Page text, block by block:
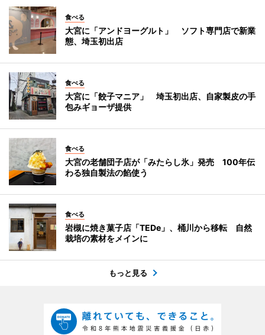
食べる
大宮に「アンドヨーグルト」 ソフト専門店で新業
態、埼玉初出店
食べる
大宮に「餃子マニア」 埼玉初出店、自家製皮の手
包みギョーザ提供
食べる
大宮の老舗団子店が「みたらし氷」発売 100年伝
わる独自製法の餡使う
食べる
岩槻に焼き菓子店「TEDe」、桶川から移転 自然
栽培の素材をメインに
もっと見る